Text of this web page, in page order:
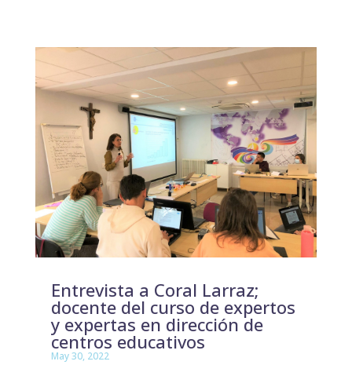
Entrevista a Coral Larraz;
docente del curso de expertos
y expertas en dirección de
centros educativos
May 30, 2022